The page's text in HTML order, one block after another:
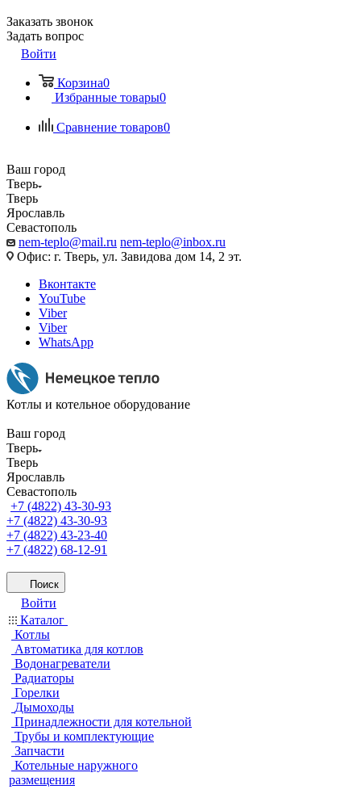
Заказать звонок
Задать вопрос
Войти
Корзина0
Избранные товары0
Сравнение товаров0
Ваш город
Тверь
Тверь
Ярославль
Севастополь
nem-teplo@mail.ru nem-teplo@inbox.ru
Офис: г. Тверь, ул. Завидова дом 14, 2 эт.
Вконтакте
YouTube
Viber
Viber
WhatsApp
Котлы и котельное оборудование
Ваш город
Тверь
Тверь
Ярославль
Севастополь
+7 (4822) 43-30-93
+7 (4822) 43-30-93
+7 (4822) 43-23-40
+7 (4822) 68-12-91
Поиск
Войти
Каталог
Котлы
Автоматика для котлов
Водонагреватели
Радиаторы
Горелки
Дымоходы
Принадлежности для котельной
Трубы и комплектующие
Запчасти
Котельные наружного
размещения